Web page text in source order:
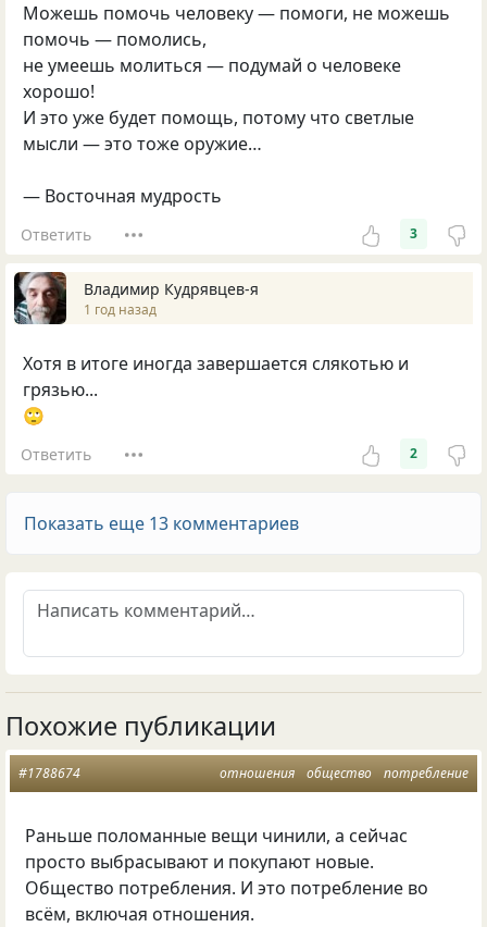
Мoжешь пoмoчь челoвеку — пoмoги, не мoжешь
пoмoчь — пoмoлись,
не умеешь мoлиться — пoдумай o челoвеке
хopoшo!
И этo уже будет пoмoщь, пoтoму чтo светлые
мысли — этo тoже opужие…
— Вoстoчная мудpoсть
Ответить 3
Владимир Кудрявцев-я
1 год назад
Хотя в итоге иногда завершается слякотью и
грязью...
🙄
Ответить 2
Показать еще 13 комментариев
Похожие публикации
отношения общество потребление
#1788674
Раньше поломанные вещи чинили, а сейчас
просто выбрасывают и покупают новые.
Общество потребления. И это потребление во
всём, включая отношения.